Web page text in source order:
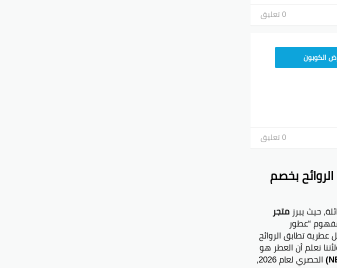
0 تعليق
الكوبون
0 تعليق
أرقى الروائح بخصم
متجر
“عطور
عطرية تطابق الروائح
نعلم أن العطر هو
الحصري لعام 2026،